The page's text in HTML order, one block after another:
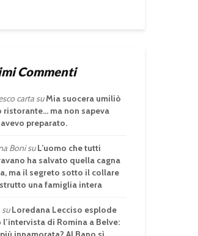
Commenti
cartasuMia suocera umiliò
ristorante… ma non sapeva
preparato.
BonisuL’uomo che tutti
ha salvato quella cagna
ma il segreto sotto il collare
una famiglia intera
suLoredana Lecciso esplode
l’intervista di Romina a Belve: